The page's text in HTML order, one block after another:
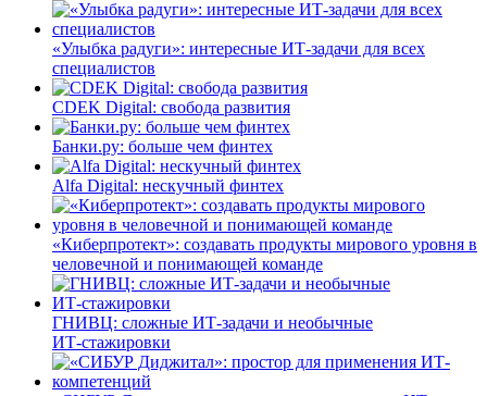
«Улыбка радуги»: интересные ИТ-задачи для всех
специалистов
CDEK Digital: свобода развития
Банки.ру: больше чем финтех
Alfa Digital: нескучный финтех
«Киберпротект»: создавать продукты мирового уровня в
человечной и понимающей команде
ГНИВЦ: сложные ИТ‑задачи и необычные
ИТ‑стажировки